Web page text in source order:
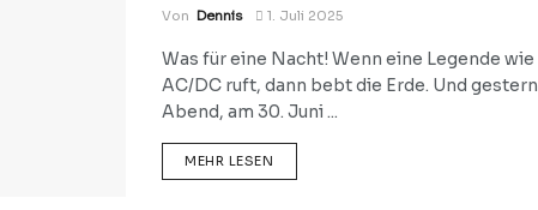
Von Dennis 1. Juli 2025
Was für eine Nacht! Wenn eine Legende wie
AC/DC ruft, dann bebt die Erde. Und gestern
Abend, am 30. Juni ...
MEHR LESEN